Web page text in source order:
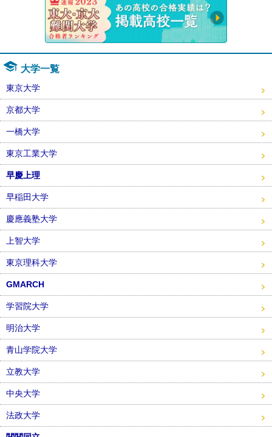
大学一覧
東京大学
京都大学
一橋大学
東京工業大学
早慶上理
早稲田大学
慶應義塾大学
上智大学
東京理科大学
GMARCH
学習院大学
明治大学
青山学院大学
立教大学
中央大学
法政大学